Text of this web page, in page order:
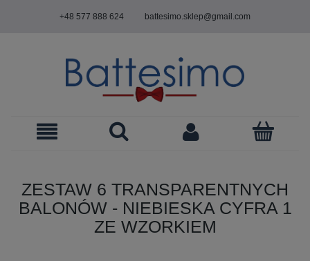
+48 577 888 624 battesimo.sklep@gmail.com
ZESTAW 6 TRANSPARENTNYCH
BALONÓW - NIEBIESKA CYFRA 1
ZE WZORKIEM